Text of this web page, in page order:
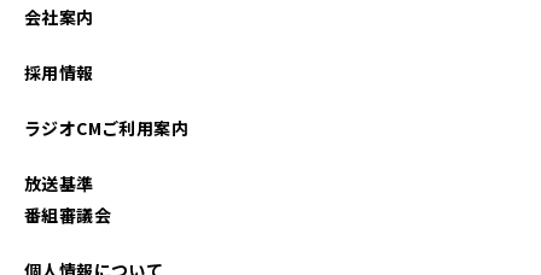
会社案内
採用情報
ラジオCMご利用案内
放送基準
番組審議会
個人情報について